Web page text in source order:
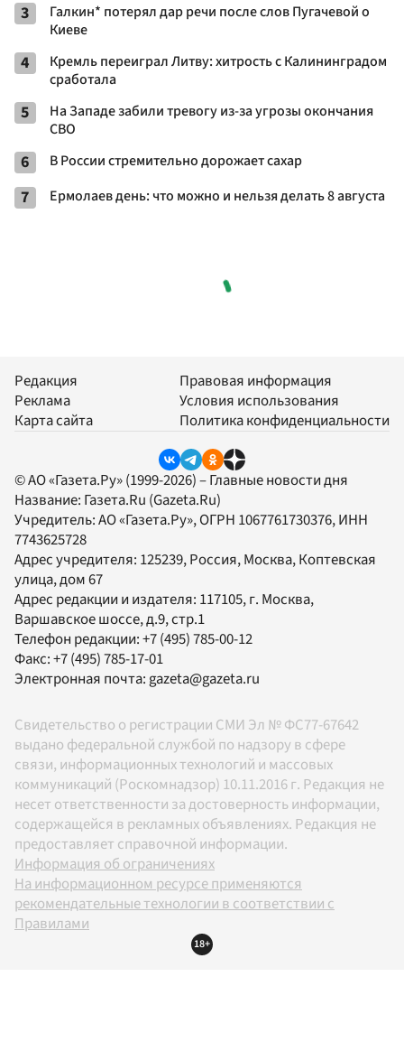
3
Галкин* потерял дар речи после слов Пугачевой о
Киеве
4
Кремль переиграл Литву: хитрость с Калининградом
сработала
5
На Западе забили тревогу из-за угрозы окончания
СВО
6 В России стремительно дорожает сахар
7 Ермолаев день: что можно и нельзя делать 8 августа
Редакция
Реклама
Карта сайта
Правовая информация
Условия использования
Политика конфиденциальности
© АО «Газета.Ру» (1999-2026) – Главные новости дня
Название: Газета.Ru (Gazeta.Ru)
Учредитель:АО «Газета.Ру», ОГРН 1067761730376, ИНН
7743625728
Адрес учредителя: 125239, Россия, Москва, Коптевская
улица, дом 67
Адрес редакции и издателя: 117105, г. Москва,
Варшавское шоссе, д.9, стр.1
Телефон редакции:+7 (495) 785-00-12
Факс:+7 (495) 785-17-01
Электронная почта:gazeta@gazeta.ru
Свидетельство о регистрации СМИ Эл № ФС77-67642
выдано федеральной службой по надзору в сфере
связи, информационных технологий и массовых
коммуникаций (Роскомнадзор) 10.11.2016 г. Редакция не
несет ответственности за достоверность информации,
содержащейся в рекламных объявлениях. Редакция не
предоставляет справочной информации.
Информация об ограничениях
На информационном ресурсе применяются
рекомендательные технологии в соответствии с
Правилами
18+